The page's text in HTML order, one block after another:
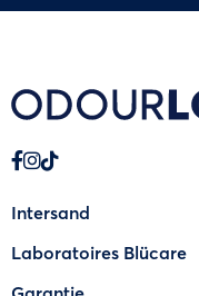
Intersand
Laboratoires Blücare